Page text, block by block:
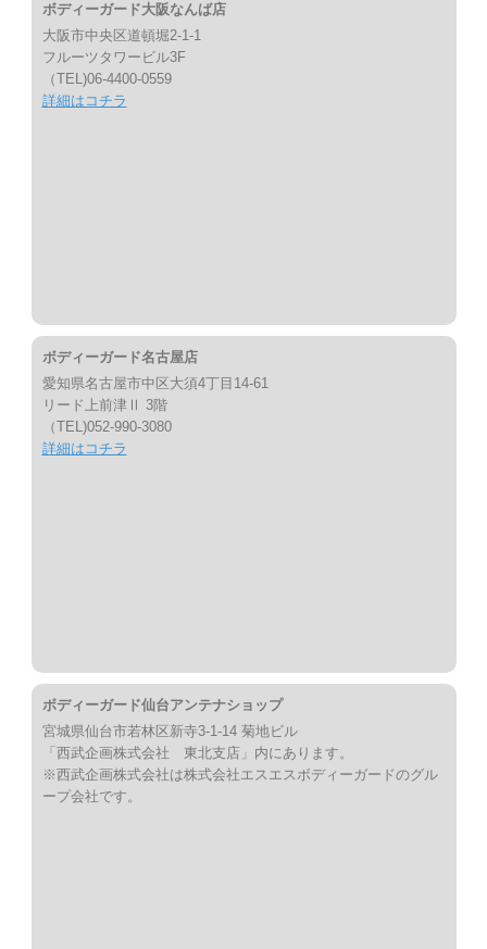
ボディーガード大阪なんば店
大阪市中央区道頓堀2-1-1
フルーツタワービル3F
（TEL)06-4400-0559
詳細はコチラ
ボディーガード名古屋店
愛知県名古屋市中区大須4丁目14-61
リード上前津Ⅱ 3階
（TEL)052-990-3080
詳細はコチラ
ボディーガード仙台アンテナショップ
宮城県仙台市若林区新寺3-1-14 菊地ビル
「西武企画株式会社 東北支店」内にあります。
※西武企画株式会社は株式会社エスエスボディーガードのグル
ープ会社です。